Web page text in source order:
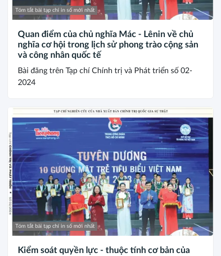
Tóm tắt bài tạp chí in số mới nhất
Quan điểm của chủ nghĩa Mác - Lênin về chủ
nghĩa cơ hội trong lịch sử phong trào cộng sản
và công nhân quốc tế
Bài đăng trên Tạp chí Chính trị và Phát triển số 02-
2024
Tóm tắt bài tạp chí in số mới nhất
Kiểm soát quyền lực - thuộc tính cơ bản của